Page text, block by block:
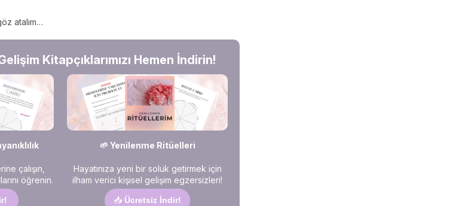
atalım…
Kitapçıklarımızı Hemen İndirin!
çalışın,
öğrenin.
🌱 Yenilenme Ritüelleri
Hayatınıza yeni bir soluk getirmek için
ilham verici kişisel gelişim egzersizleri!
📥 Ücretsiz İndir!